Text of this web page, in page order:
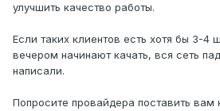
улучшить качество работы.
Если таких клиентов есть хотя бы 3-4
вечером начинают качать, вся сеть
написали.
Попросите провайдера поставить вам